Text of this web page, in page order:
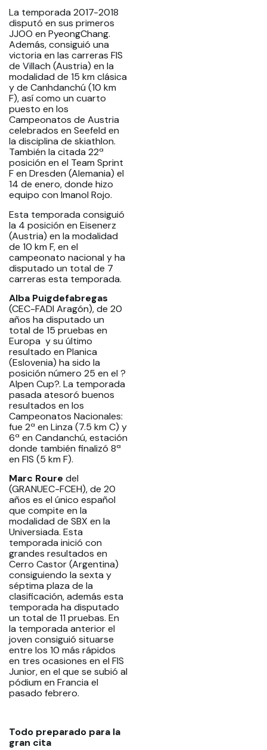
La temporada 2017-2018
disputó en sus primeros
JJOO en PyeongChang.
Además, consiguió una
victoria en las carreras FIS
de Villach (Austria) en la
modalidad de 15 km clásica
y de Canhdanchú (10 km
F), así como un cuarto
puesto en los
Campeonatos de Austria
celebrados en Seefeld en
la disciplina de skiathlon.
También la citada 22ª
posición en el Team Sprint
F en Dresden (Alemania) el
14 de enero, donde hizo
equipo con Imanol Rojo.
Esta temporada consiguió
la 4 posición en Eisenerz
(Austria) en la modalidad
de 10 km F, en el
campeonato nacional y ha
disputado un total de 7
carreras esta temporada.
Alba Puigdefabregas
(CEC-FADI Aragón), de 20
años ha disputado un
total de 15 pruebas en
Europa y su último
resultado en Planica
(Eslovenia) ha sido la
posición número 25 en el ?
Alpen Cup?. La temporada
pasada atesoró buenos
resultados en los
Campeonatos Nacionales:
fue 2ª en Linza (7.5 km C) y
6ª en Candanchú, estación
donde también finalizó 8ª
en FIS (5 km F).
Marc Roure del
(GRANUEC-FCEH), de 20
años es el único español
que compite en la
modalidad de SBX en la
Universiada. Esta
temporada inició con
grandes resultados en
Cerro Castor (Argentina)
consiguiendo la sexta y
séptima plaza de la
clasificación, además esta
temporada ha disputado
un total de 11 pruebas. En
la temporada anterior el
joven consiguió situarse
entre los 10 más rápidos
en tres ocasiones en el FIS
Junior, en el que se subió al
pódium en Francia el
pasado febrero.
Todo preparado para la
gran cita